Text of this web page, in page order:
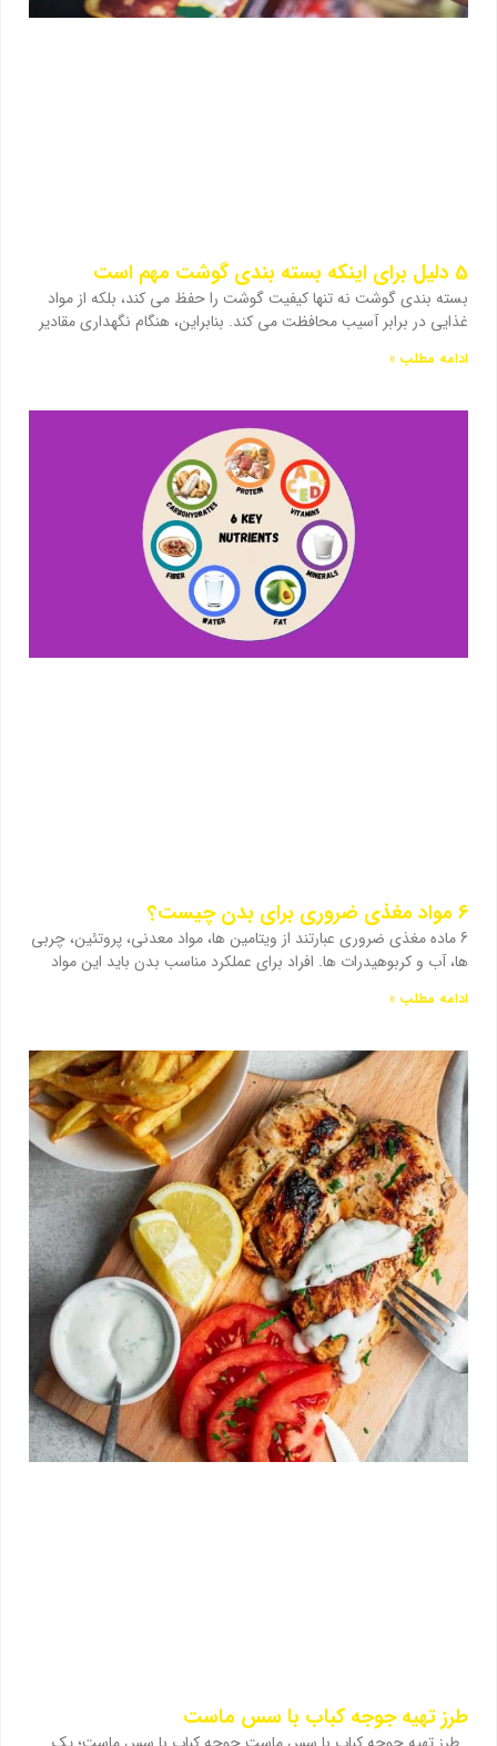
5 دلیل برای اینکه بسته بندی گوشت مهم است
بسته بندی گوشت نه تنها کیفیت گوشت را حفظ می کند، بلکه از مواد
غذایی در برابر آسیب محافظت می کند. بنابراین، هنگام نگهداری مقادیر
ادامه مطلب »
6 مواد مغذی ضروری برای بدن چیست؟
6 ماده مغذی ضروری عبارتند از ویتامین ها، مواد معدنی، پروتئین، چربی
ها، آب و کربوهیدرات ها. افراد برای عملکرد مناسب بدن باید این مواد
ادامه مطلب »
طرز تهیه جوجه کباب با سس ماست